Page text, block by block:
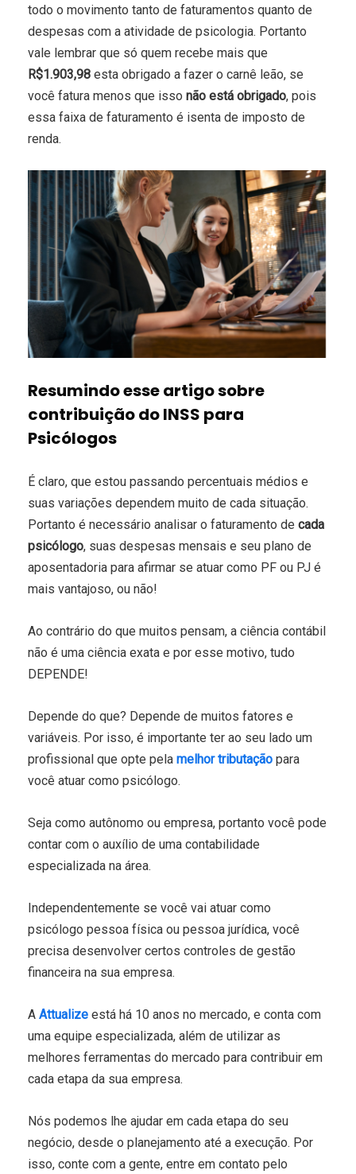
todo o movimento tanto de faturamentos quanto de
despesas com a atividade de psicologia. Portanto
vale lembrar que só quem recebe mais que
R$1.903,98 esta obrigado a fazer o carnê leão, se
você fatura menos que isso não está obrigado, pois
essa faixa de faturamento é isenta de imposto de
renda.
Resumindo esse artigo sobre
contribuição do INSS para
Psicólogos
É claro, que estou passando percentuais médios e
suas variações dependem muito de cada situação.
Portanto é necessário analisar o faturamento de cada
psicólogo, suas despesas mensais e seu plano de
aposentadoria para afirmar se atuar como PF ou PJ é
mais vantajoso, ou não!
Ao contrário do que muitos pensam, a ciência contábil
não é uma ciência exata e por esse motivo, tudo
DEPENDE!
Depende do que? Depende de muitos fatores e
variáveis. Por isso, é importante ter ao seu lado um
profissional que opte pela melhor tributação para
você atuar como psicólogo.
Seja como autônomo ou empresa, portanto você pode
contar com o auxílio de uma contabilidade
especializada na área.
Independentemente se você vai atuar como
psicólogo pessoa física ou pessoa jurídica, você
precisa desenvolver certos controles de gestão
financeira na sua empresa.
A Attualize está há 10 anos no mercado, e conta com
uma equipe especializada, além de utilizar as
melhores ferramentas do mercado para contribuir em
cada etapa da sua empresa.
Nós podemos lhe ajudar em cada etapa do seu
negócio, desde o planejamento até a execução. Por
isso, conte com a gente, entre em contato pelo